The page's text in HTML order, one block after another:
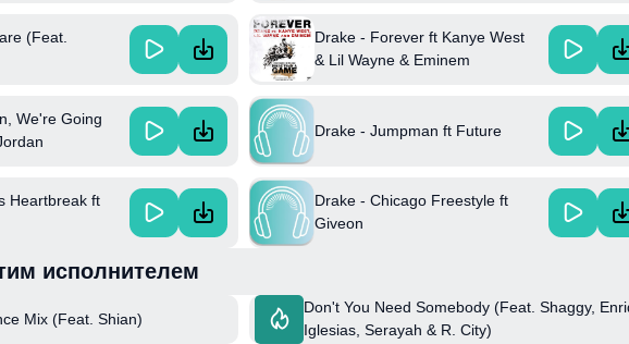
(Feat.
Drake - Forever ft Kanye West
& Lil Wayne & Eminem
We're Going
Drake - Jumpman ft Future
Heartbreak ft
Drake - Chicago Freestyle ft
Giveon
исполнителем
Mix (Feat. Shian)
Don't You Need Somebody (Feat. Shaggy,
Iglesias, Serayah & R. City)